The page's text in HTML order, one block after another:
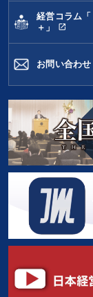
経営コラム
＋」
open_in_new
お問い合わせ